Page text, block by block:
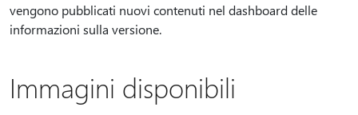
vengono pubblicati nuovi contenuti nel dashboard delle
informazioni sulla versione.
Immagini disponibili